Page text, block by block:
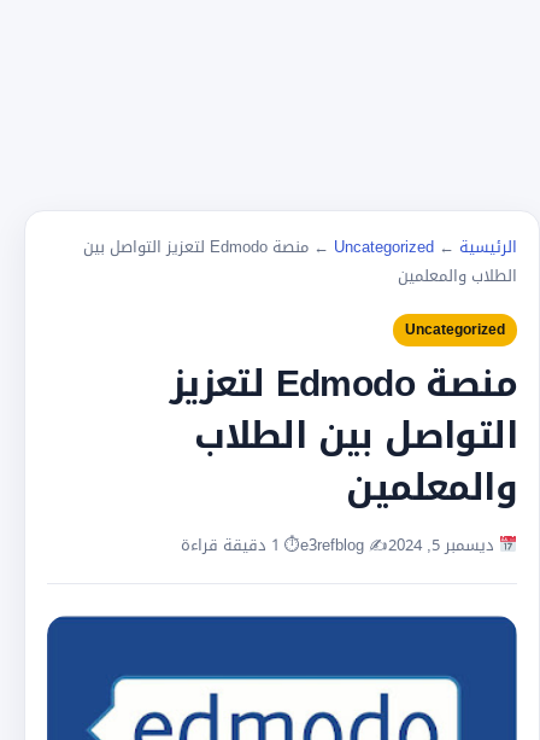
الرئيسية ←
Uncategorized
←
منصة Edmodo لتعزيز التواصل بين
الطلاب والمعلمين
Uncategorized
منصة Edmodo لتعزيز
التواصل بين الطلاب
والمعلمين
ديسمبر 5, 2024 ✍️ e3refblog ⏱ 1 دقيقة قراءة